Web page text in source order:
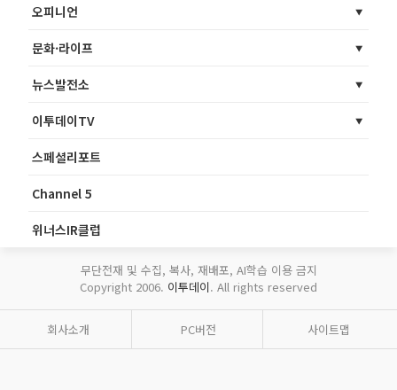
오피니언
문화·라이프
뉴스발전소
이투데이TV
스페셜리포트
Channel 5
위너스IR클럽
무단전재 및 수집, 복사, 재배포, AI학습 이용 금지
Copyright 2006. 이투데이. All rights reserved
회사소개 PC버전 사이트맵